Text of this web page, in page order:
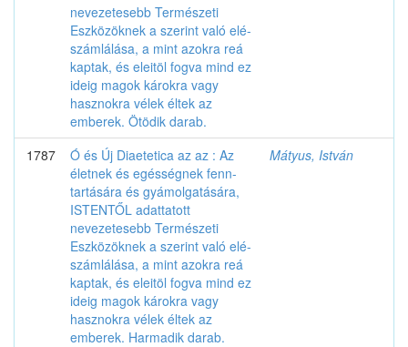
nevezetesebb Természeti
Eszközöknek a szerint való elé-
számlálása, a mint azokra reá
kaptak, és eleitöl fogva mind ez
ideig magok károkra vagy
hasznokra vélek éltek az
emberek. Ötödik darab.
1787
Ó és Új Diaetetica az az : Az
életnek és egésségnek fenn-
tartására és gyámolgatására,
ISTENTŐL adattatott
nevezetesebb Természeti
Eszközöknek a szerint való elé-
számlálása, a mint azokra reá
kaptak, és eleitöl fogva mind ez
ideig magok károkra vagy
hasznokra vélek éltek az
emberek. Harmadik darab.
Mátyus, István